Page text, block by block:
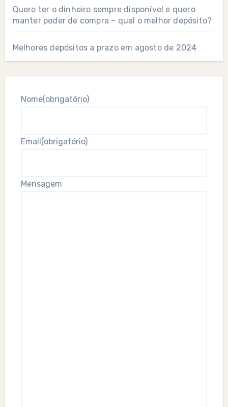
Quero ter o dinheiro sempre disponível e quero
manter poder de compra – qual o melhor depósito?
Melhores depósitos a prazo em agosto de 2024
Nome(obrigatório)
Email(obrigatório)
Mensagem